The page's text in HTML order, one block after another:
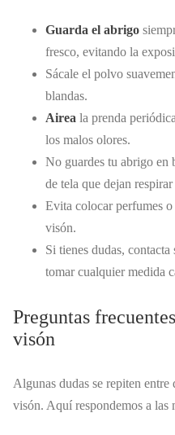
Guarda el abrigo
fresco, evitando la
Sácale el polvo
blandas.
Airea la prenda
los malos olores.
No guardes tu abrigo en
de tela que dejan
Evita colocar perfumes
visón.
Si tienes dudas, contacta
tomar cualquier medida
Preguntas
visón
Algunas dudas se repiten
visón. Aquí respondemos a las